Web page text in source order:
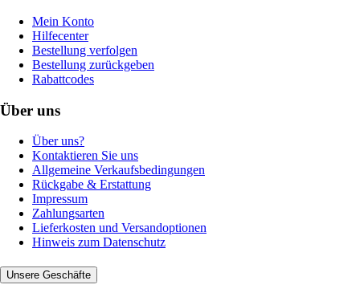
Mein Konto
Hilfecenter
Bestellung verfolgen
Bestellung zurückgeben
Rabattcodes
Über uns
Über uns?
Kontaktieren Sie uns
Allgemeine Verkaufsbedingungen
Rückgabe & Erstattung
Impressum
Zahlungsarten
Lieferkosten und Versandoptionen
Hinweis zum Datenschutz
Unsere Geschäfte